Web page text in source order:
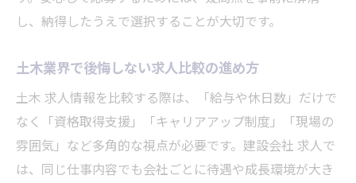
し、納得したうえで選択することが大切です。
土木業界で後悔しない求人比較の進め方
土木 求人情報を比較する際は、「給与や休日数」だけで
なく「資格取得支援」「キャリアアップ制度」「現場の
雰囲気」など多角的な視点が必要です。建設会社 求人で
は、同じ仕事内容でも会社ごとに待遇や成長環境が大き